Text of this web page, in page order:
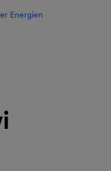
Energien